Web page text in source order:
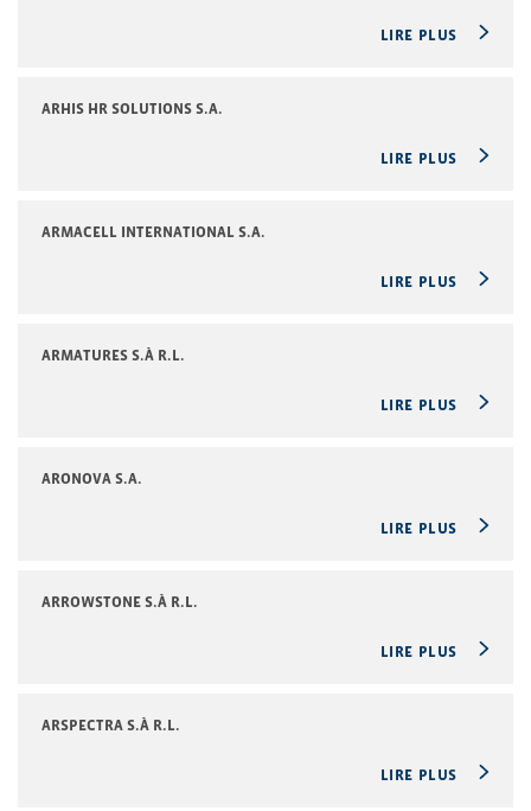
LIRE PLUS
ARHIS HR SOLUTIONS S.A.
LIRE PLUS
ARMACELL INTERNATIONAL S.A.
LIRE PLUS
ARMATURES S.À R.L.
LIRE PLUS
ARONOVA S.A.
LIRE PLUS
ARROWSTONE S.À R.L.
LIRE PLUS
ARSPECTRA S.À R.L.
LIRE PLUS